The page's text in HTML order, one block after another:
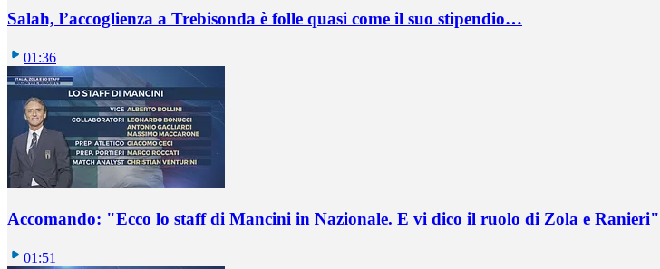
Salah, l’accoglienza a Trebisonda è folle quasi come il suo stipendio…
01:36
Accomando: "Ecco lo staff di Mancini in Nazionale. E vi dico il ruolo di Zola e Ranieri"
01:51